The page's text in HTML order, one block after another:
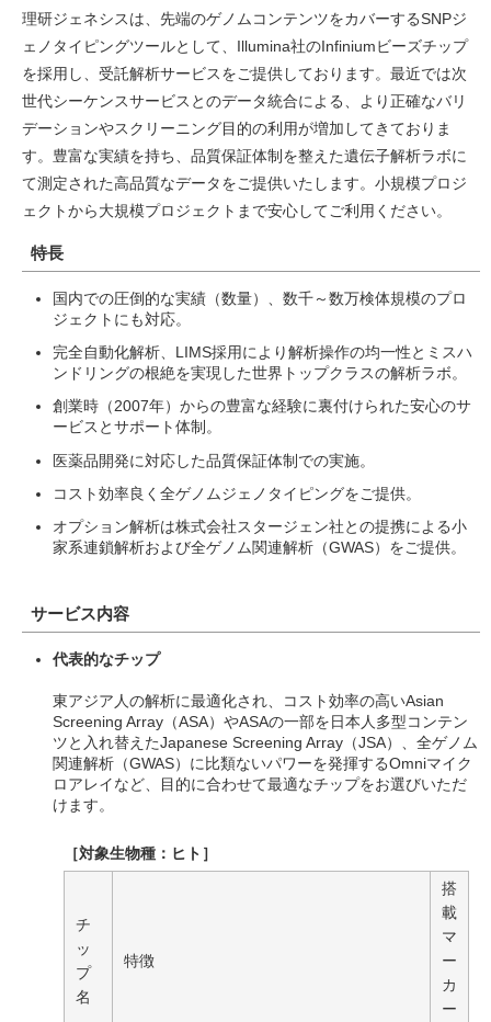
理研ジェネシスは、先端のゲノムコンテンツをカバーするSNPジ
ェノタイピングツールとして、Illumina社のInfiniumビーズチップ
を採用し、受託解析サービスをご提供しております。最近では次
世代シーケンスサービスとのデータ統合による、より正確なバリ
デーションやスクリーニング目的の利用が増加してきておりま
す。豊富な実績を持ち、品質保証体制を整えた遺伝子解析ラボに
て測定された高品質なデータをご提供いたします。小規模プロジ
ェクトから大規模プロジェクトまで安心してご利用ください。
特長
国内での圧倒的な実績（数量）、数千～数万検体規模のプロ
ジェクトにも対応。
完全自動化解析、LIMS採用により解析操作の均一性とミスハ
ンドリングの根絶を実現した世界トップクラスの解析ラボ。
創業時（2007年）からの豊富な経験に裏付けられた安心のサ
ービスとサポート体制。
医薬品開発に対応した品質保証体制での実施。
コスト効率良く全ゲノムジェノタイピングをご提供。
オプション解析は株式会社スタージェン社との提携による小
家系連鎖解析および全ゲノム関連解析（GWAS）をご提供。
サービス内容
代表的なチップ
東アジア人の解析に最適化され、コスト効率の高いAsian
Screening Array（ASA）やASAの一部を日本人多型コンテン
ツと入れ替えたJapanese Screening Array（JSA）、全ゲノム
関連解析（GWAS）に比類ないパワーを発揮するOmniマイク
ロアレイなど、目的に合わせて最適なチップをお選びいただ
けます。
［対象生物種：ヒト］
チ
ッ
プ
名
特徴
搭
載
マ
ー
カ
ー